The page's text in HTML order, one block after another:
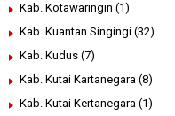
Kab. Kotawaringin (1)
Kab. Kuantan Singingi (32)
Kab. Kudus (7)
Kab. Kutai Kartanegara (8)
Kab. Kutai Kertanegara (1)